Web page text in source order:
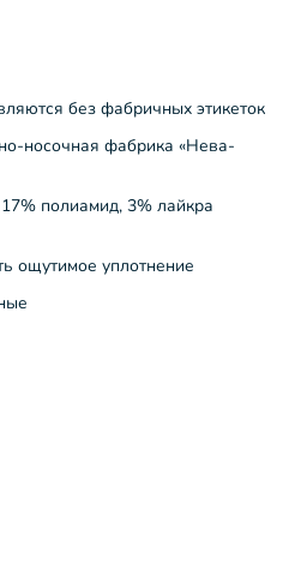
без фабричных этикеток
носочная фабрика «Нева-
полиамид, 3% лайкра
ощутимое уплотнение